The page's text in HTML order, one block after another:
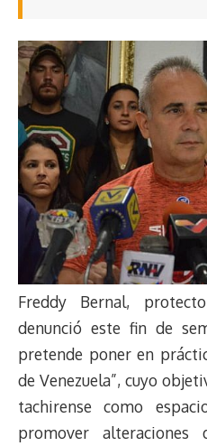
Freddy Bernal,
denunció este fin de
pretende poner en
de Venezuela”, cuyo
tachirense como
promover